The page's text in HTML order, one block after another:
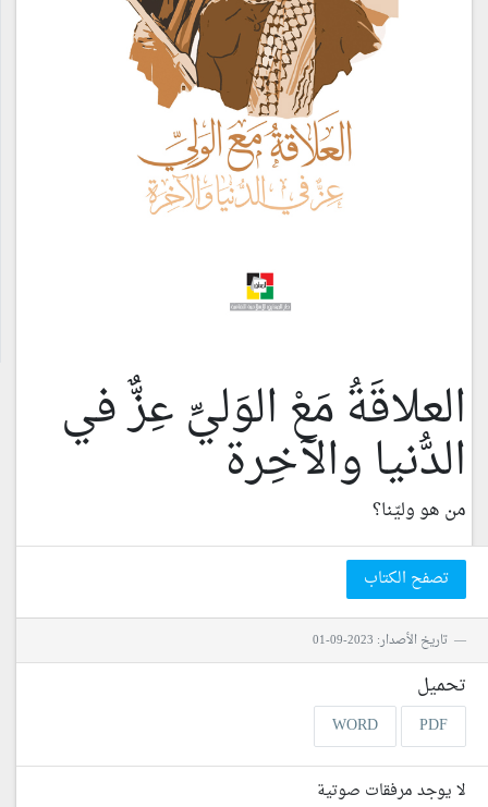
العلاقَةُ مَعْ الوَليِّ عِزٌّ في
الدُّنيا والآخِرة
من هو وليّنا؟
تصفح الكتاب
تاريخ الأصدار: 2023-09-01
تحميل
PDF
WORD
لا يوجد مرفقات صوتية